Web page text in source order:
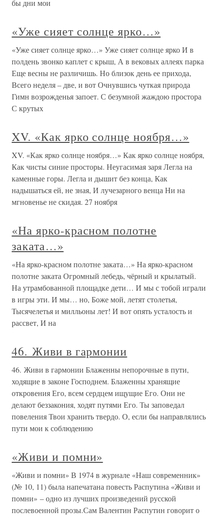
бы дни мои
«Уже сияет солнце ярко…»
«Уже сияет солнце ярко…» Уже сияет солнце ярко И в
полдень звонко каплет с крыш, А в вековых аллеях парка
Еще весны не различишь. Но близок день ее прихода,
Всего неделя – две, и вот Очнувшись чуткая природа
Гимн возрожденья запоет. С безумной жаждою простора
С крутых
XV. «Как ярко солнце ноября…»
XV. «Как ярко солнце ноября…» Как ярко солнце ноября,
Как чисты синие просторы. Неугасимая заря Легла на
каменные горы. Легла и дышит без конца, Как
надышаться ей, не зная, И лучезарного венца Ни на
мгновенье не скидая. 27 ноября
«На ярко-красном полотне
заката…»
«На ярко-красном полотне заката…» На ярко-красном
полотне заката Огромный лебедь, чёрный и крылатый.
На утрамбованной площадке дети… И мы с тобой играли
в игры эти. И мы… но, Боже мой, летят столетья,
Тысячелетья и милльоны лет! И вот опять усталость и
рассвет, И на
46. Живи в гармонии
46. Живи в гармонии Блаженны непорочные в пути,
ходящие в законе Господнем. Блаженны хранящие
откровения Его, всем сердцем ищущие Его. Они не
делают беззакония, ходят путями Его. Ты заповедал
повеления Твои хранить твердо. О, если бы направлялись
пути мои к соблюдению
«Живи и помни»
«Живи и помни» В 1974 в журнале «Наш современник»
(№ 10, 11) была напечатана повесть Распутина «Живи и
помни» – одно из лучших произведений русской
послевоенной прозы.Сам Валентин Распутин говорит о